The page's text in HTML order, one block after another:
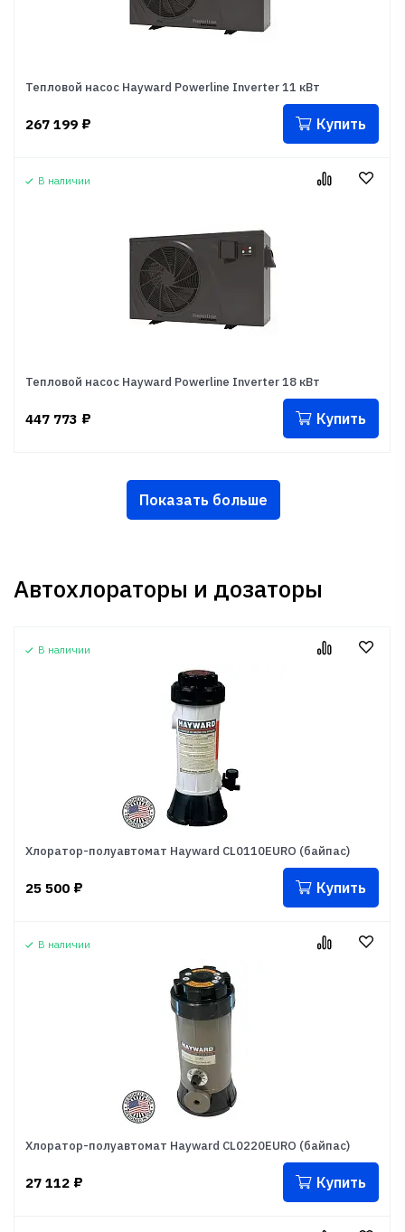
Тепловой насос Hayward Powerline Inverter 11 кВт
267 199 ₽ Купить
В наличии
Тепловой насос Hayward Powerline Inverter 18 кВт
447 773 ₽ Купить
Показать больше
Автохлораторы и дозаторы
В наличии
Хлоратор-полуавтомат Hayward CL0110EURO (байпас)
25 500 ₽ Купить
В наличии
Хлоратор-полуавтомат Hayward CL0220EURO (байпас)
27 112 ₽ Купить